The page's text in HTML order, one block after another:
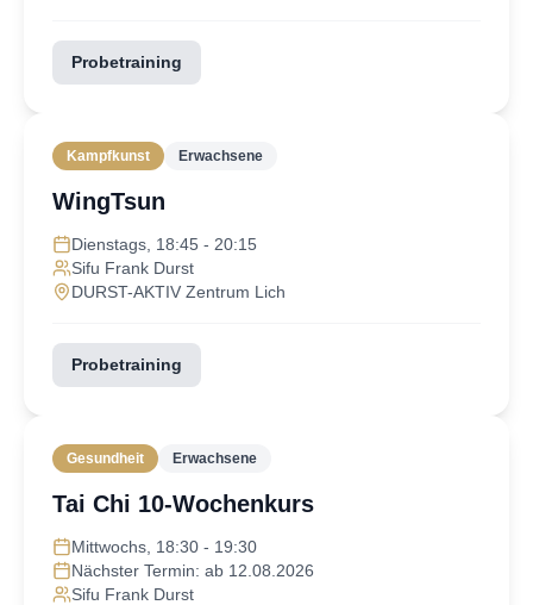
Probetraining
Kampfkunst Erwachsene
WingTsun
Dienstags, 18:45 - 20:15
Sifu Frank Durst
DURST-AKTIV Zentrum Lich
Probetraining
Gesundheit Erwachsene
Tai Chi 10-Wochenkurs
Mittwochs, 18:30 - 19:30
Nächster Termin: ab 12.08.2026
Sifu Frank Durst